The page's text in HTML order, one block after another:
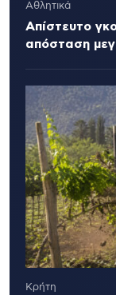
Αθλητικά
Απίστευτο
απόσταση
Κρήτη